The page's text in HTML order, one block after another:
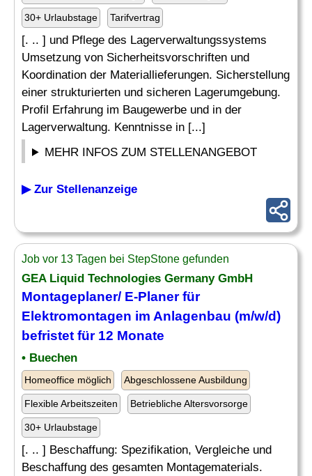
30+ Urlaubstage Tarifvertrag
[. .. ] und Pflege des Lagerverwaltungssystems
Umsetzung von Sicherheitsvorschriften und
Koordination der Materiallieferungen. Sicherstellung
einer strukturierten und sicheren Lagerumgebung.
Profil Erfahrung im Baugewerbe und in der
Lagerverwaltung. Kenntnisse in [...]
MEHR INFOS ZUM STELLENANGEBOT
▶ Zur Stellenanzeige
Job vor 13 Tagen bei StepStone gefunden
GEA Liquid Technologies Germany GmbH
Montageplaner/ E-Planer für
Elektromontagen im Anlagenbau (m/w/d)
befristet für 12 Monate
• Buechen
Homeoffice möglich Abgeschlossene Ausbildung
Flexible Arbeitszeiten Betriebliche Altersvorsorge
30+ Urlaubstage
[. .. ] Beschaffung: Spezifikation, Vergleiche und
Beschaffung des gesamten Montagematerials.